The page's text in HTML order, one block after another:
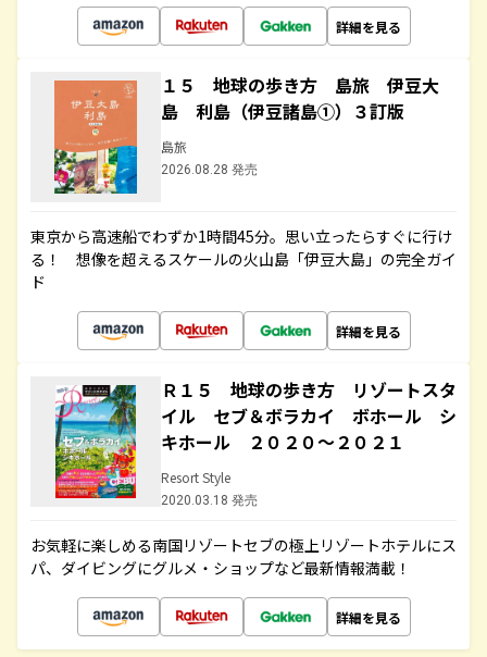
詳細を見る
１５ 地球の歩き方 島旅 伊豆大
島 利島（伊豆諸島①）３訂版
島旅
2026.08.28 発売
東京から高速船でわずか1時間45分。思い立ったらすぐに行け
る！ 想像を超えるスケールの火山島「伊豆大島」の完全ガイ
ド
詳細を見る
Ｒ１５ 地球の歩き方 リゾートスタ
イル セブ＆ボラカイ ボホール シ
キホール ２０２０～２０２１
Resort Style
2020.03.18 発売
お気軽に楽しめる南国リゾートセブの極上リゾートホテルにス
パ、ダイビングにグルメ・ショップなど最新情報満載！
詳細を見る